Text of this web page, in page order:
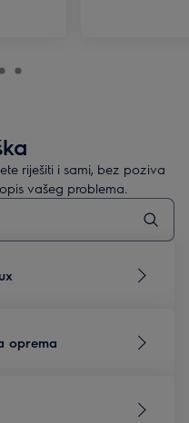
riješiti i sami, bez poziva
vašeg problema.
oprema